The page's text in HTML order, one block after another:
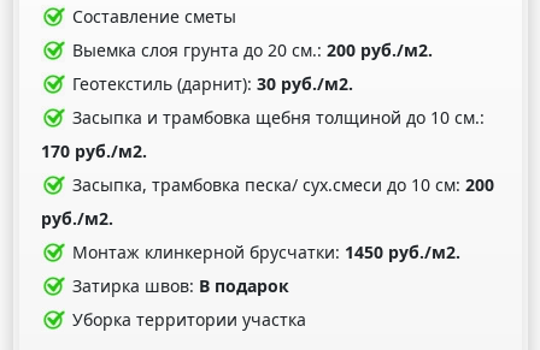
Составление сметы
Выемка слоя грунта до 20 см.:200 руб./м2.
Геотекстиль (дарнит):30 руб./м2.
Засыпка и трамбовка щебня толщиной до 10 см.:
170 руб./м2.
Засыпка, трамбовка песка/ сух.смеси до 10 см:200
руб./м2.
Монтаж клинкерной брусчатки: 1450 руб./м2.
Затирка швов: В подарок
Уборка территории участка